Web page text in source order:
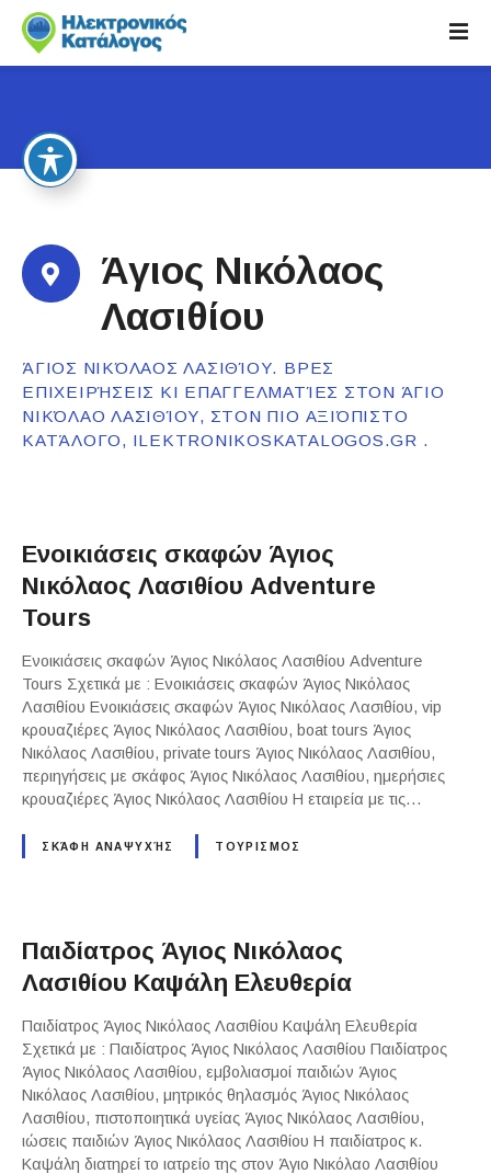
i
c
Άγιος Νικόλαος
Λασιθίου
ΆΓΙΟΣ ΝΙΚΌΛΑΟΣ ΛΑΣΙΘΊΟΥ. ΒΡΕΣ
ΕΠΙΧΕΙΡΉΣΕΙΣ ΚΙ ΕΠΑΓΓΕΛΜΑΤΊΕΣ ΣΤΟΝ ΆΓΙΟ
ΝΙΚΌΛΑΟ ΛΑΣΙΘΊΟΥ, ΣΤΟΝ ΠΙΟ ΑΞΙΌΠΙΣΤΟ
ΚΑΤΆΛΟΓΟ, ILEKTRONIKOSKATALOGOS.GR .
Ενοικιάσεις σκαφών Άγιος
Νικόλαος Λασιθίου Adventure
Tours
Ενοικιάσεις σκαφών Άγιος Νικόλαος Λασιθίου Adventure
Tours Σχετικά με : Ενοικιάσεις σκαφών Άγιος Νικόλαος
Λασιθίου Ενοικιάσεις σκαφών Άγιος Νικόλαος Λασιθίου, vip
κρουαζιέρες Άγιος Νικόλαος Λασιθίου, boat tours Άγιος
Νικόλαος Λασιθίου, private tours Άγιος Νικόλαος Λασιθίου,
περιηγήσεις με σκάφος Άγιος Νικόλαος Λασιθίου, ημερήσιες
κρουαζιέρες Άγιος Νικόλαος Λασιθίου Η εταιρεία με τις…
ΣΚΆΦΗ ΑΝΑΨΥΧΉΣ ΤΟΥΡΙΣΜΟΣ
Παιδίατρος Άγιος Νικόλαος
Λασιθίου Καψάλη Ελευθερία
Παιδίατρος Άγιος Νικόλαος Λασιθίου Καψάλη Ελευθερία
Σχετικά με : Παιδίατρος Άγιος Νικόλαος Λασιθίου Παιδίατρος
Άγιος Νικόλαος Λασιθίου, εμβολιασμοί παιδιών Άγιος
Νικόλαος Λασιθίου, μητρικός θηλασμός Άγιος Νικόλαος
Λασιθίου, πιστοποιητικά υγείας Άγιος Νικόλαος Λασιθίου,
ιώσεις παιδιών Άγιος Νικόλαος Λασιθίου Η παιδίατρος κ.
Καψάλη διατηρεί το ιατρείο της στον Άγιο Νικόλαο Λασιθίου